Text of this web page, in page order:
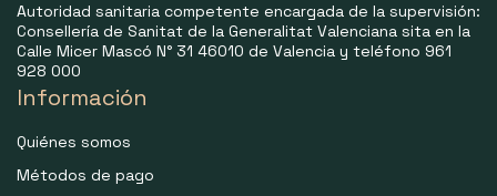
Autoridad sanitaria competente encargada de la supervisión:
Consellería de Sanitat de la Generalitat Valenciana sita en la
Calle Micer Mascó N° 31 46010 de Valencia y teléfono 961
928 000
Información
Quiénes somos
Métodos de pago